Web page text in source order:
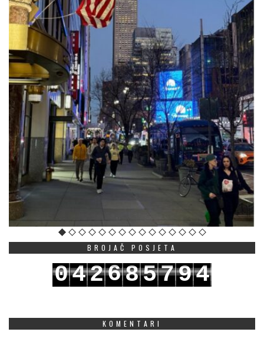
BROJAČ POSJETA
042685794
KOMENTARI